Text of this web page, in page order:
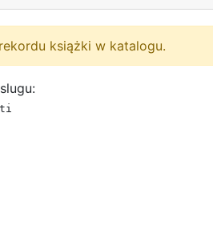
książki w katalogu.